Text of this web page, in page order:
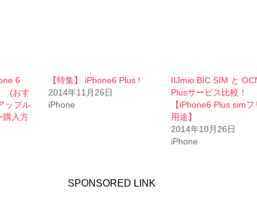
6
(おす
ップル
購入方
【特集】 iPhone6 Plus !
2014年11月26日
iPhone
IIJmio BIC SIM と
Plusサービス比較！
【iPhone6 Plus sim
用途】
2014年10月26日
iPhone
SPONSORED LINK